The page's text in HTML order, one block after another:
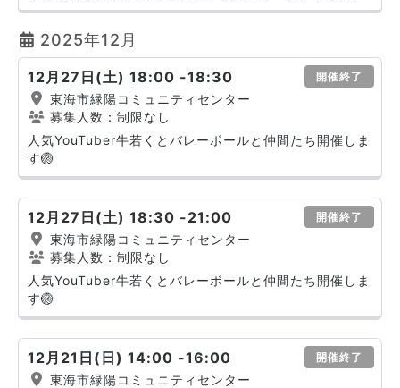
2025年12月
12月27日(土) 18:00 -18:30 開催終了
東海市緑陽コミュニティセンター
募集人数：制限なし
人気YouTuber牛若くとバレーボールと仲間たち開催しま
す🏐
12月27日(土) 18:30 -21:00 開催終了
東海市緑陽コミュニティセンター
募集人数：制限なし
人気YouTuber牛若くとバレーボールと仲間たち開催しま
す🏐
12月21日(日) 14:00 -16:00 開催終了
東海市緑陽コミュニティセンター